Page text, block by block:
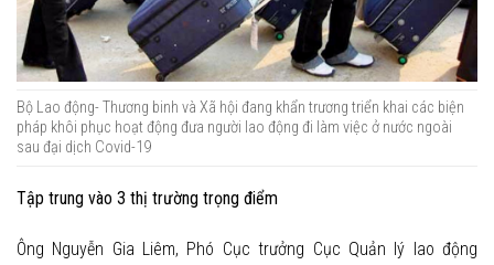
Bộ Lao động- Thương binh và Xã hội đang khẩn trương triển khai các biện
pháp khôi phục hoạt động đưa người lao động đi làm việc ở nước ngoài
sau đại dịch Covid-19
Tập trung vào 3 thị trường trọng điểm
Ông Nguyễn Gia Liêm, Phó Cục trưởng Cục Quản lý lao động